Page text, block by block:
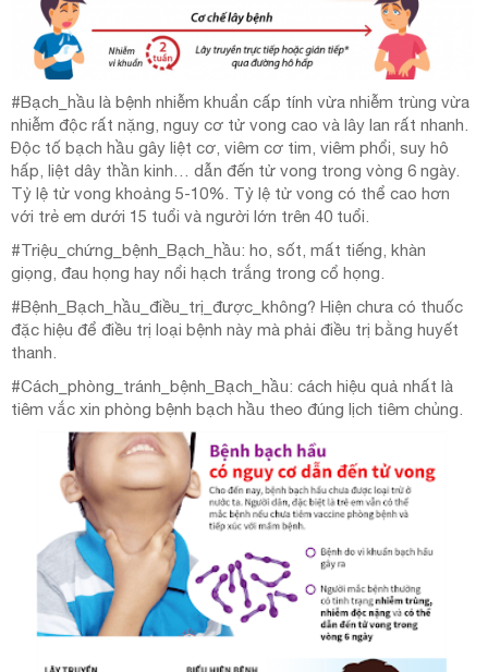
#Bạch_hầu là bệnh nhiễm khuẩn cấp tính vừa nhiễm trùng vừa
nhiễm độc rất nặng, nguy cơ tử vong cao và lây lan rất nhanh.
Độc tố bạch hầu gây liệt cơ, viêm cơ tim, viêm phổi, suy hô
hấp, liệt dây thần kinh… dẫn đến tử vong trong vòng 6 ngày.
Tỷ lệ tử vong khoảng 5-10%. Tỷ lệ tử vong có thể cao hơn
với trẻ em dưới 15 tuổi và người lớn trên 40 tuổi.
#Triệu_chứng_bệnh_Bạch_hầu: ho, sốt, mất tiếng, khàn
giọng, đau họng hay nổi hạch trắng trong cổ họng.
#Bệnh_Bạch_hầu_điều_trị_được_không? Hiện chưa có thuốc
đặc hiệu để điều trị loại bệnh này mà phải điều trị bằng huyết
thanh.
#Cách_phòng_tránh_bệnh_Bạch_hầu: cách hiệu quả nhất là
tiêm vắc xin phòng bệnh bạch hầu theo đúng lịch tiêm chủng.